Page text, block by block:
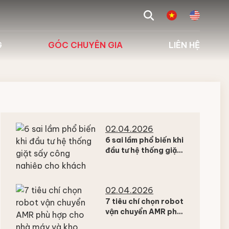
search
GÓC CHUYÊN GIA
LIÊN HỆ
02.04.2026
6 sai lầm phổ biến khi
đầu tư hệ thống giặt
02.04.2026
7 tiêu chí chọn robot
vận chuyển AMR phù